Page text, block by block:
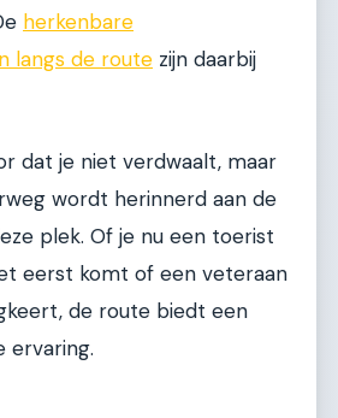
herkenbare
langs de route zijn daarbij
dat je niet verdwaalt, maar
wordt herinnerd aan de
plek. Of je nu een toerist
eerst komt of een veteraan
de route biedt een
ervaring.